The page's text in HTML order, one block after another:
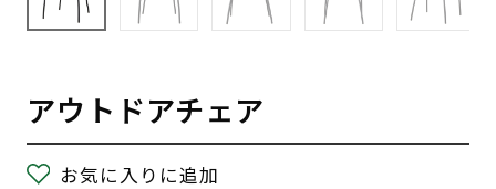
アウトドアチェア
お気に入りに追加